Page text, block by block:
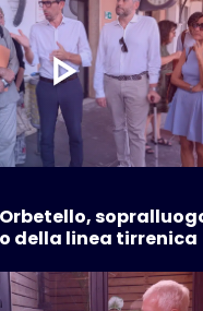
della linea tirrenica